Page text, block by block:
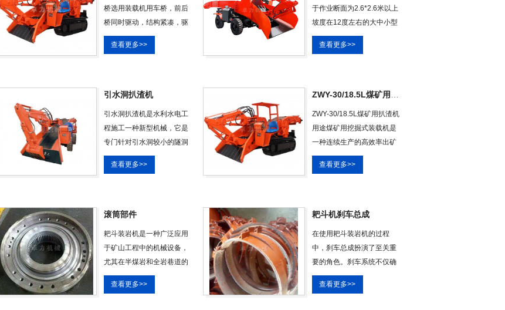
桥选用装载机用车桥，前后
桥同时驱动，结构紧凑，驱
动力强，双速度行走，轮胎
采用工程车辆使用的工程轮
钢衬套，销轴的受力面积更
弯曲变形，输
查看更多>>
于作业断面为2.6*2.6米以上
坡度在12度左右的大中小型
巷道。 主要用于煤矿及非煤
矿、引水隧道工程、城市管
掘、输送，直接装入矿斗
用四轮驱动，粗
查看更多>>
引水洞扒渣机
引水洞扒渣机是水利水电工
程施工一种新型机械，它是
专门针对引水洞较小的隧洞
断面而设计的一款设备。它
掘进速度快，成本低，环保
洞扒渣机+自卸车施工（后八
柴油动力，加
查看更多>>
ZWY-30/18.5L煤矿用扒渣机
用途煤矿用挖掘式装载机是
一种连续生产的高效率出矿
机械设备，主要适用于空间
狭窄的洞采作业。广泛应用
金属矿的采掘装车作业，以
板机相接合
查看更多>>
滚筒部件
耙斗装岩机是一种广泛应用
于矿山工程中的机械设备，
尤其在半煤岩和全岩巷道的
开挖作业中表现出色。这种
机器设计灵活，既适用于水
查看更多>>
耙斗机刹车总成
在使用耙斗装岩机的过程
中，刹车总成扮演了至关重
要的角色。刹车系统不仅确
保了操作的安全性，还能有
效控制机器的运动速度，保
查看更多>>